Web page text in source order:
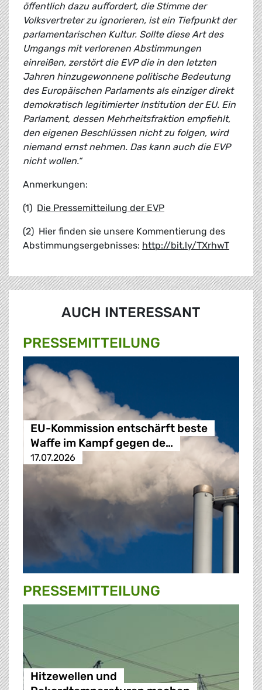
öffentlich dazu auffordert, die Stimme der
Volksvertreter zu ignorieren, ist ein Tiefpunkt der
parlamentarischen Kultur. Sollte diese Art des
Umgangs mit verlorenen Abstimmungen
einreißen, zerstört die EVP die in den letzten
Jahren hinzugewonnene politische Bedeutung
des Europäischen Parlaments als einziger direkt
demokratisch legitimierter Institution der EU. Ein
Parlament, dessen Mehrheitsfraktion empfiehlt,
den eigenen Beschlüssen nicht zu folgen, wird
niemand ernst nehmen. Das kann auch die EVP
nicht wollen.“
Anmerkungen:
(1) Die Pressemitteilung der EVP
(2) Hier finden sie unsere Kommentierung des
Abstimmungsergebnisses: http://bit.ly/TXrhwT
AUCH INTERESSANT
PRESSE­MITTEILUNG
EU-Kommission entschärft beste
Waffe im Kampf gegen de…
17.07.2026
PRESSE­MITTEILUNG
Hitzewellen und